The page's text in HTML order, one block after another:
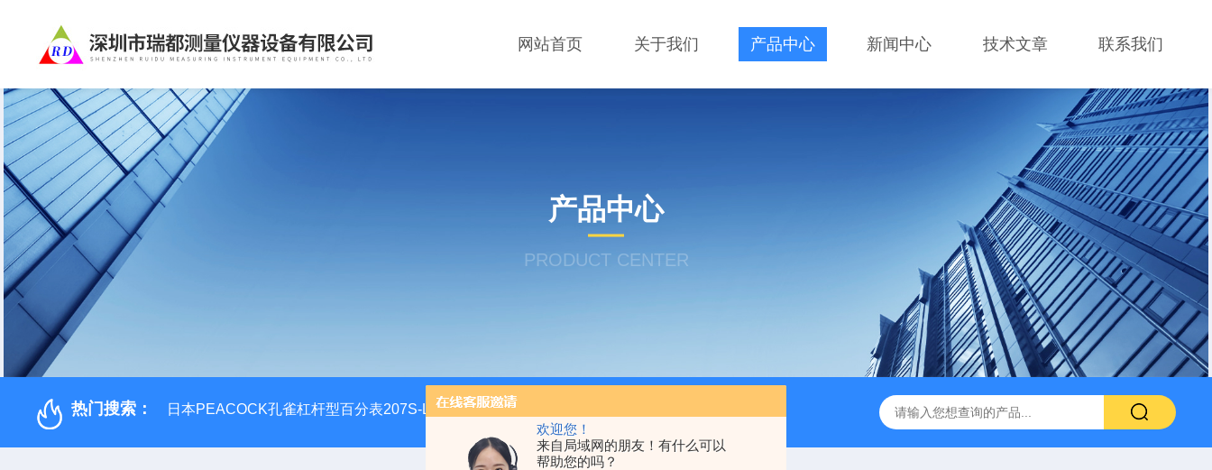
欢迎您！
来自局域网的朋友！有什么可以
帮助您的吗？
网站首页 关于我们 产品中心 新闻中心 技术文章 联系我们
产品中心
PRODUCT CENTER
热门搜索： 日本PEACOCK孔雀杠杆型百分表207S-LL现货 日本指针式PEACOCK孔雀杠杆百分表207F-T 深圳代理日本PEACOCK孔雀杠杆型百分表207 供应日本